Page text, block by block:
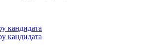
кандидата
кандидата